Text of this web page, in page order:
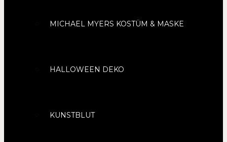
MICHAEL MYERS KOSTÜM & MASKE
HALLOWEEN DEKO
KUNSTBLUT